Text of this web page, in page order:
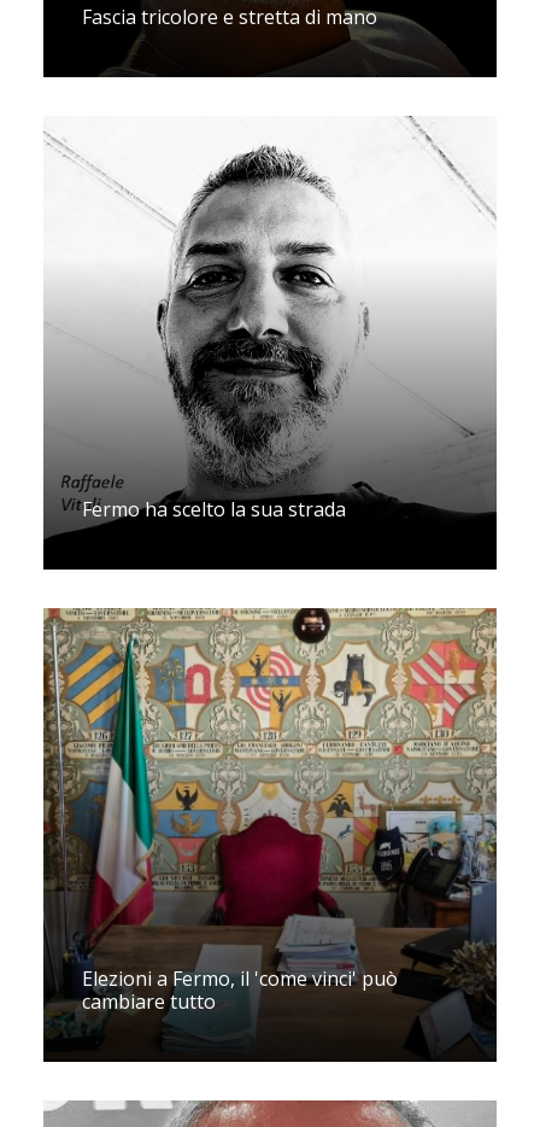
Fascia tricolore e stretta di mano
Fermo ha scelto la sua strada
Elezioni a Fermo, il 'come vinci' può
cambiare tutto